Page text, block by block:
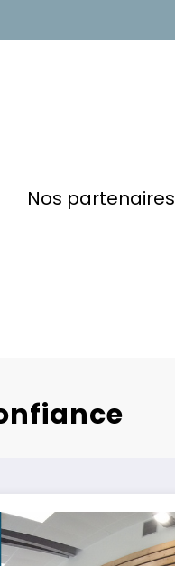
Nos partenaires